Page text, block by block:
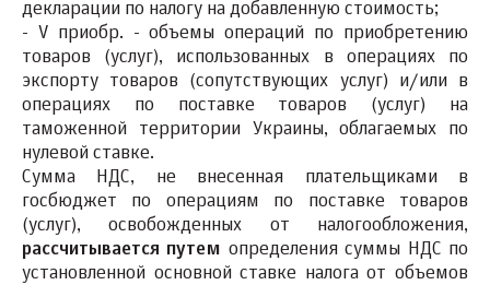
декларации по налогу на добавленную стоимость;
- V приобр. - объемы операций по приобретению
товаров (услуг), использованных в операциях по
экспорту товаров (сопутствующих услуг) и/или в
операциях по поставке товаров (услуг) на
таможенной территории Украины, облагаемых по
нулевой ставке.
Сумма НДС, не внесенная плательщиками в
госбюджет по операциям по поставке товаров
(услуг), освобожденных от налогообложения,
рассчитывается путем определения суммы НДС по
установленной основной ставке налога от объемов